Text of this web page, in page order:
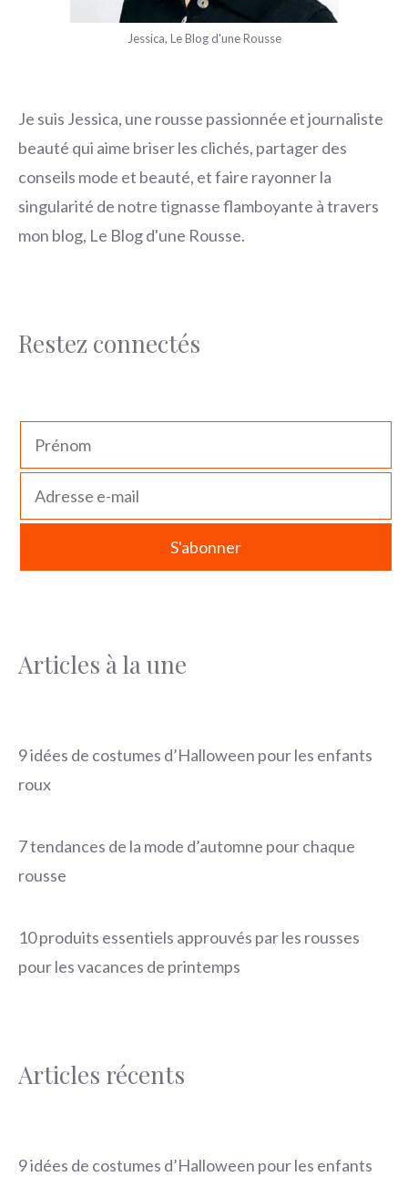
Jessica, Le Blog d'une Rousse
Je suis Jessica, une rousse passionnée et journaliste
beauté qui aime briser les clichés, partager des
conseils mode et beauté, et faire rayonner la
singularité de notre tignasse flamboyante à travers
mon blog, Le Blog d'une Rousse.
Restez connectés
Articles à la une
9 idées de costumes d’Halloween pour les enfants
roux
7 tendances de la mode d’automne pour chaque
rousse
10 produits essentiels approuvés par les rousses
pour les vacances de printemps
Articles récents
9 idées de costumes d’Halloween pour les enfants